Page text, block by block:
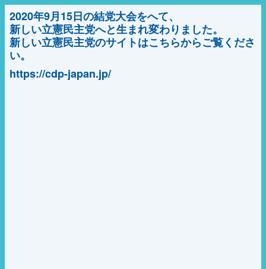
2020年9月15日の結党大会をへて、
新しい立憲民主党へと生まれ変わりました。
新しい立憲民主党のサイトはこちらからご覧くださ
い。
https://cdp-japan.jp/